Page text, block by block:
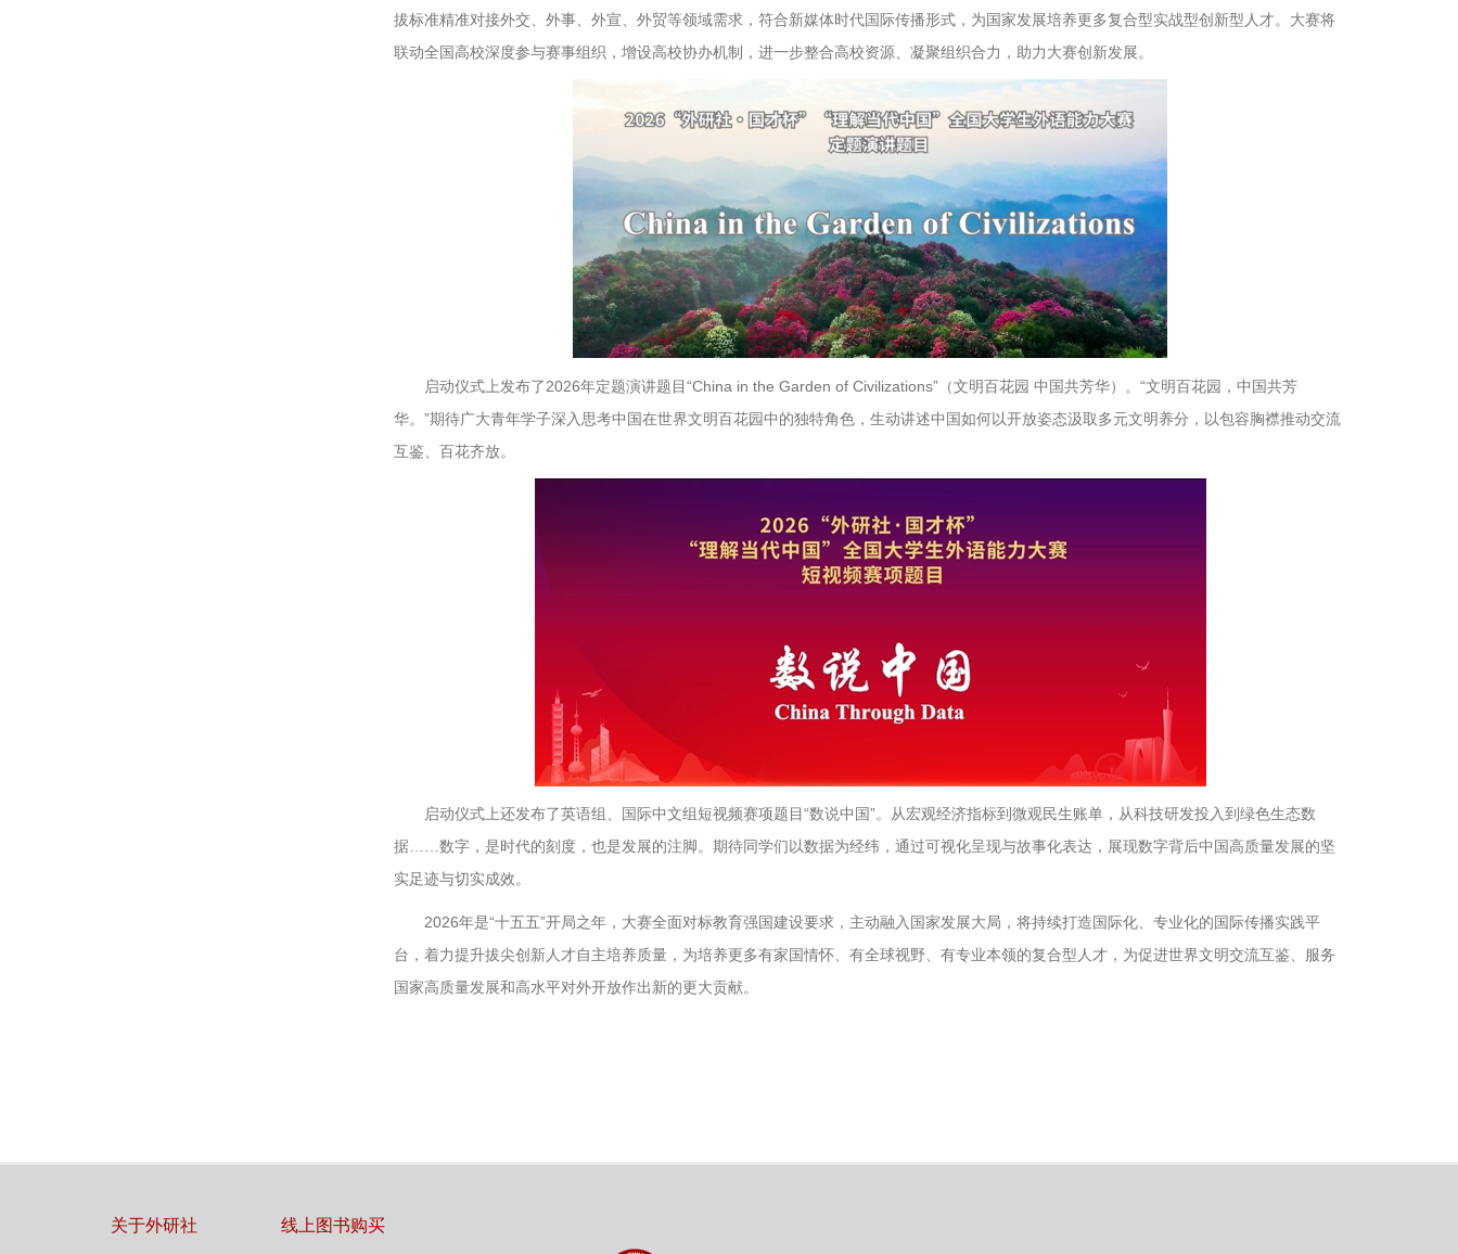
拔标准精准对接外交、外事、外宣、外贸等领域需求，符合新媒体时代国际传播形式，为国家发展培养更多复合型实战型创新型人才。大赛将
联动全国高校深度参与赛事组织，增设高校协办机制，进一步整合高校资源、凝聚组织合力，助力大赛创新发展。
启动仪式上发布了2026年定题演讲题目“China in the Garden of Civilizations”（文明百花园 中国共芳华）。“文明百花园，中国共芳
华。”期待广大青年学子深入思考中国在世界文明百花园中的独特角色，生动讲述中国如何以开放姿态汲取多元文明养分，以包容胸襟推动交流
互鉴、百花齐放。
启动仪式上还发布了英语组、国际中文组短视频赛项题目“数说中国”。从宏观经济指标到微观民生账单，从科技研发投入到绿色生态数
据……数字，是时代的刻度，也是发展的注脚。期待同学们以数据为经纬，通过可视化呈现与故事化表达，展现数字背后中国高质量发展的坚
实足迹与切实成效。
2026年是“十五五”开局之年，大赛全面对标教育强国建设要求，主动融入国家发展大局，将持续打造国际化、专业化的国际传播实践平
台，着力提升拔尖创新人才自主培养质量，为培养更多有家国情怀、有全球视野、有专业本领的复合型人才，为促进世界文明交流互鉴、服务
国家高质量发展和高水平对外开放作出新的更大贡献。
关于外研社 线上图书购买